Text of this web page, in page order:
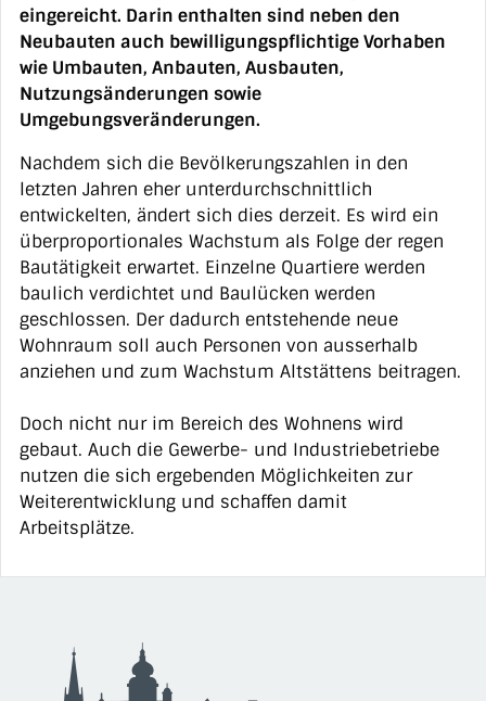
eingereicht. Darin enthalten sind neben den
Neubauten auch bewilligungspflichtige Vorhaben
wie Umbauten, Anbauten, Ausbauten,
Nutzungsänderungen sowie
Umgebungsveränderungen.
Nachdem sich die Bevölkerungszahlen in den
letzten Jahren eher unterdurchschnittlich
entwickelten, ändert sich dies derzeit. Es wird ein
überproportionales Wachstum als Folge der regen
Bautätigkeit erwartet. Einzelne Quartiere werden
baulich verdichtet und Baulücken werden
geschlossen. Der dadurch entstehende neue
Wohnraum soll auch Personen von ausserhalb
anziehen und zum Wachstum Altstättens beitragen.
Doch nicht nur im Bereich des Wohnens wird
gebaut. Auch die Gewerbe- und Industriebetriebe
nutzen die sich ergebenden Möglichkeiten zur
Weiterentwicklung und schaffen damit
Arbeitsplätze.